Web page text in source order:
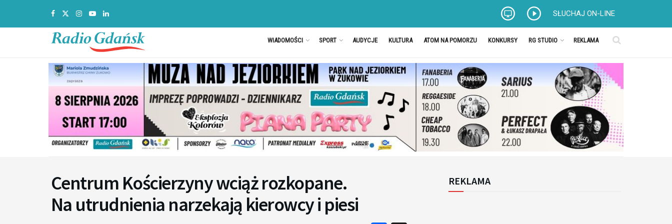
SŁUCHAJ ON-LINE
WIADOMOŚCI SPORT AUDYCJE KULTURA ATOM NA POMORZU KONKURSY RG STUDIO REKLAMA
Centrum Kościerzyny wciąż rozkopane.
Na utrudnienia narzekają kierowcy i piesi
REKLAMA